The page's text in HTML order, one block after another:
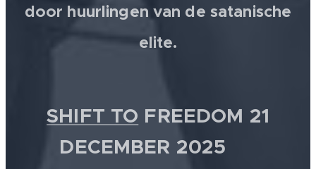
door huurlingen van de satanische
elite.
SHIFT TO FREEDOM 21
DECEMBER 2025 💫